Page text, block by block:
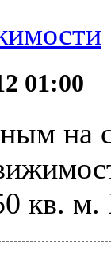
01:00
на
кв. м.